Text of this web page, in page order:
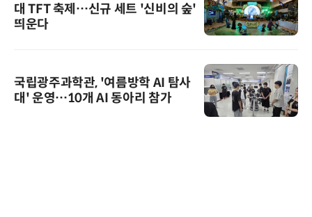
대 TFT 축제…신규 세트 '신비의 숲'
띄운다
국립광주과학관, '여름방학 AI 탐사
대' 운영…10개 AI 동아리 참가